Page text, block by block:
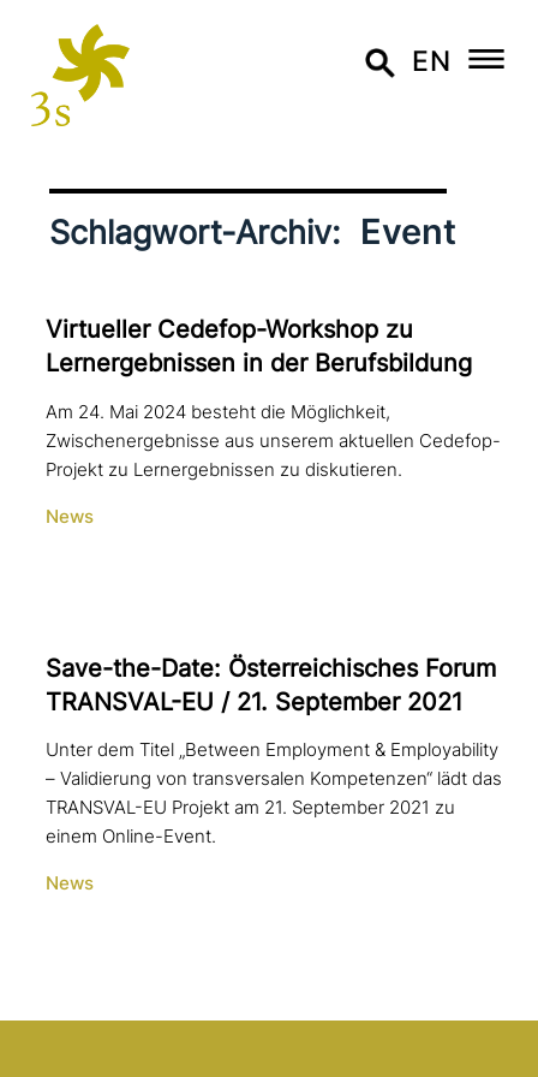
EN
Schlagwort-Archiv: Event
Virtueller Cedefop-Workshop zu
Lernergebnissen in der Berufsbildung
Am 24. Mai 2024 besteht die Möglichkeit,
Zwischenergebnisse aus unserem aktuellen Cedefop-
Projekt zu Lernergebnissen zu diskutieren.
News
Save-the-Date: Österreichisches Forum
TRANSVAL-EU / 21. September 2021
Unter dem Titel „Between Employment & Employability
– Validierung von transversalen Kompetenzen“ lädt das
TRANSVAL-EU Projekt am 21. September 2021 zu
einem Online-Event.
News